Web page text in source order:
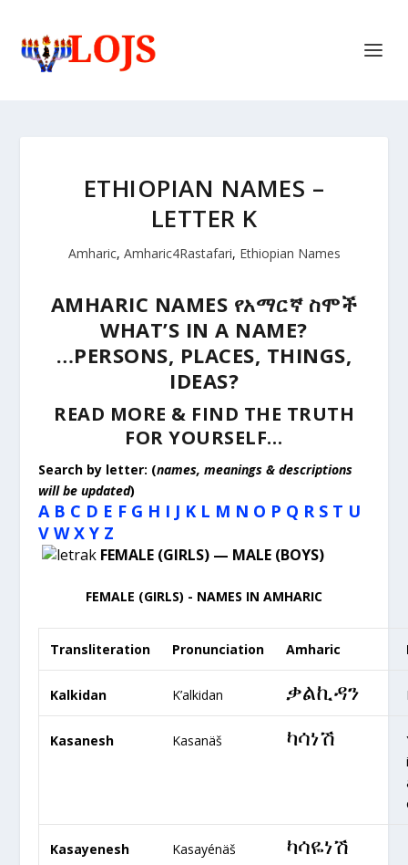
ETHIOPIAN NAMES –
LETTER K
Amharic, Amharic4Rastafari, Ethiopian Names
AMHARIC NAMES የአማርኛ ስሞች
WHAT’S IN A NAME?
…PERSONS, PLACES, THINGS,
IDEAS?
READ MORE & FIND THE TRUTH
FOR YOURSELF…
Search by letter: (names, meanings & descriptions
will be updated)
A B C D E F G H I J K L M N O P Q R S T U
V W X Y Z
FEMALE (GIRLS) — MALE (BOYS)
FEMALE (GIRLS) - NAMES IN AMHARIC
Transliteration Pronunciation Amharic
Kalkidan K’alkidan ቃልኪዳን
Kasanesh Kasanäš ካሳነሽ
Kasayenesh Kasayénäš ካሳዬነሽ